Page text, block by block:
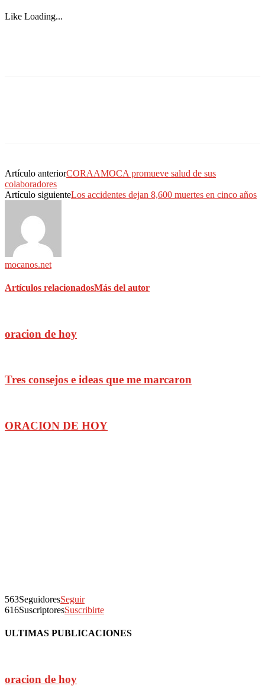
Like Loading...
Artículo anteriorCORAAMOCA promueve salud de sus
colaboradores
Artículo siguienteLos accidentes dejan 8,600 muertes en cinco años
mocanos.net
Artículos relacionadosMás del autor
oracion de hoy
Tres consejos e ideas que me marcaron
ORACION DE HOY
563SeguidoresSeguir
616SuscriptoresSuscribirte
ULTIMAS PUBLICACIONES
oracion de hoy